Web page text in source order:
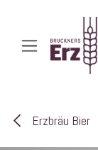
Erzbräu Bier